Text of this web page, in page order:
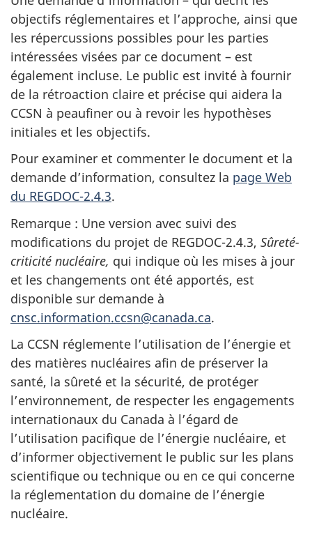
objectifs réglementaires et l’approche, ainsi que
les répercussions possibles pour les parties
intéressées visées par ce document – est
également incluse. Le public est invité à fournir
de la rétroaction claire et précise qui aidera la
CCSN à peaufiner ou à revoir les hypothèses
initiales et les objectifs.
Pour examiner et commenter le document et la
demande d’information, consultez la page Web
du REGDOC-­2.4.3.
Remarque : Une version avec suivi des
modifications du projet de REGDOC-2.4.3, Sûreté-
criticité nucléaire, qui indique où les mises à jour
et les changements ont été apportés, est
disponible sur demande à
cnsc.information.ccsn@canada.ca.
La CCSN réglemente l’utilisation de l’énergie et
des matières nucléaires afin de préserver la
santé, la sûreté et la sécurité, de protéger
l’environnement, de respecter les engagements
internationaux du Canada à l’égard de
l’utilisation pacifique de l’énergie nucléaire, et
d’informer objectivement le public sur les plans
scientifique ou technique ou en ce qui concerne
la réglementation du domaine de l’énergie
nucléaire.